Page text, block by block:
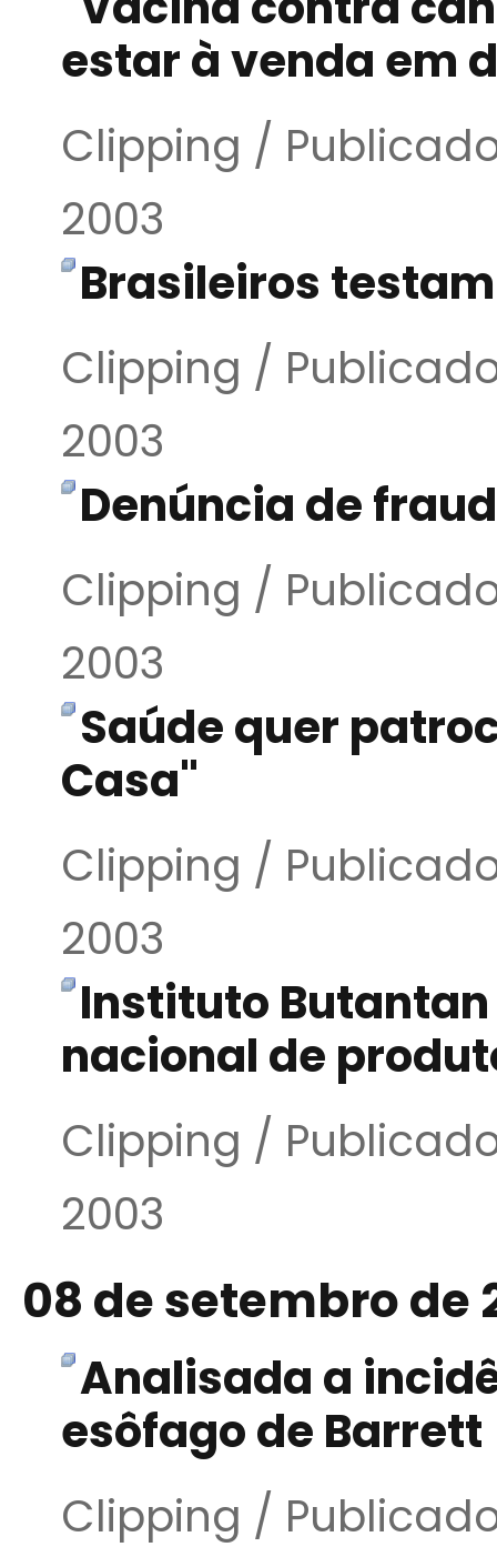
estar à venda em
Clipping /
2003
Brasileiros
Clipping /
2003
Denúncia de
Clipping /
2003
Saúde quer
Casa"
Clipping /
2003
Instituto
nacional de
Clipping /
2003
08 de setembro de
Analisada a
esôfago de Barrett
Clipping /